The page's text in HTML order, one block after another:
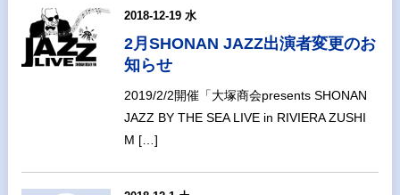
2018-12-19 水
2月SHONAN JAZZ出演者変更のお
知らせ
2019/2/2開催「大塚商会presents SHONAN
JAZZ BY THE SEA LIVE in RIVIERA ZUSHI
M […]